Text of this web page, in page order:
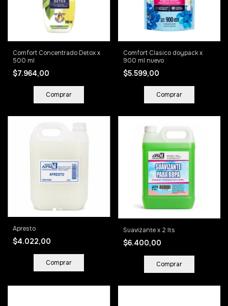
Comfort Concentrado Detox x
500 ml
$7.964,00
Comfort Clasico doypack x
900 ml nuevo
$5.599,00
Apresto
$4.022,00
Comprar
Suavizante x 2 lts
$6.400,00
Comprar